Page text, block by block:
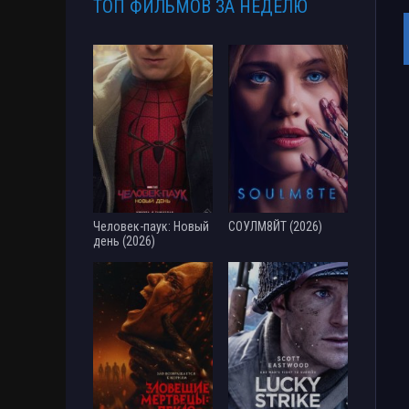
ТОП ФИЛЬМОВ ЗА НЕДЕЛЮ
Человек-паук: Новый
день (2026)
СОУЛМ8ЙТ (2026)